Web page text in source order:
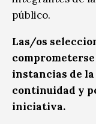
público.
Las/os
instancias de
continuidad y
iniciativa.